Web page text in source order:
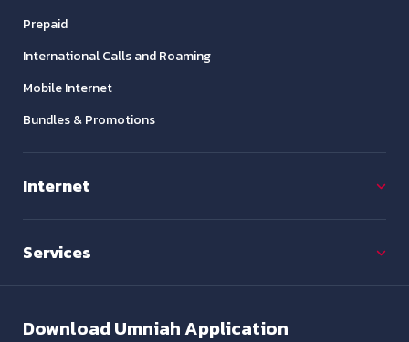
Prepaid
International Calls and Roaming
Mobile Internet
Bundles & Promotions
Internet
Services
DownloadUmniah Application